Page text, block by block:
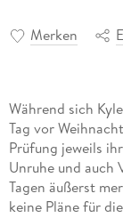
Merken
Während sich
Tag vor
Prüfung jeweils
Unruhe und auch
Tagen äußerst
keine Pläne für